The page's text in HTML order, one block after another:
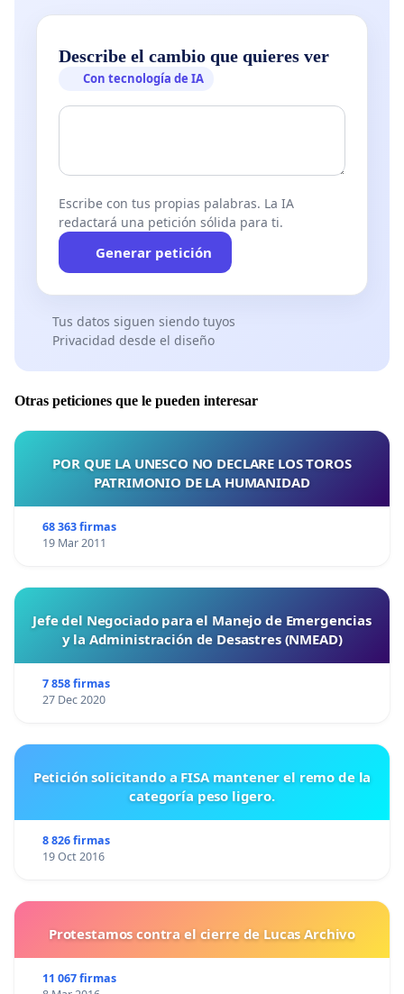
Describe el cambio que quieres ver
Con tecnología de IA
Escribe con tus propias palabras. La IA
redactará una petición sólida para ti.
Generar petición
Tus datos siguen siendo tuyos
Privacidad desde el diseño
Otras peticiones que le pueden interesar
POR QUE LA UNESCO NO DECLARE LOS TOROS
PATRIMONIO DE LA HUMANIDAD
68 363 firmas
19 Mar 2011
Jefe del Negociado para el Manejo de Emergencias
y la Administración de Desastres (NMEAD)
7 858 firmas
27 Dec 2020
Petición solicitando a FISA mantener el remo de la
categoría peso ligero.
8 826 firmas
19 Oct 2016
Protestamos contra el cierre de Lucas Archivo
11 067 firmas